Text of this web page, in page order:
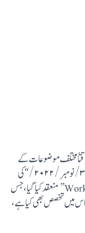
مختلف موضوعات کے
ماہرین کو دعوت دے کر، محاضرات و ورکشاپ ”Workshop”کا انعقاد کرتا رہتا ہے، اسی ضمن میں ”۶/۷/ ربیع الآخر/ ۱۴۴۴ھ/ مطابق ۲/ ۳/ نومبر/۲۰۲۲/“کی
تاریخوں میں عصر ِ حاضر کے ایک اہم موضوع ”جدید مالیات کے شرعی احکام “ پر طلبہٴ دورہ ٴحدیث شریف وافتا کے لئے دو، روزہ ورکشاپ”Workshop” منعقد کیا گیا، جس
میں تخصص بھی کیا ہے،